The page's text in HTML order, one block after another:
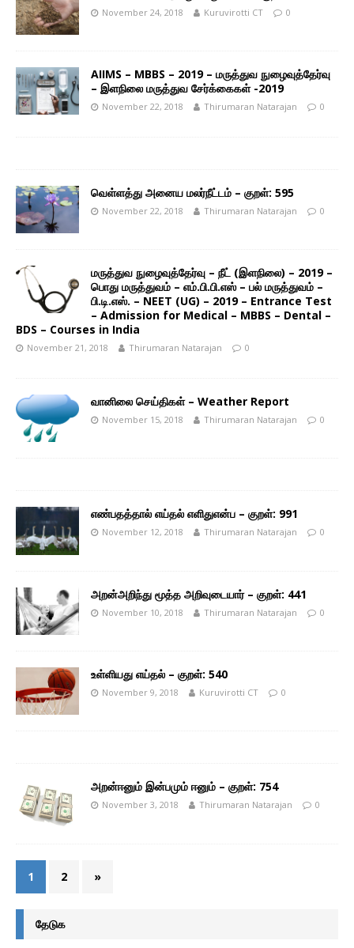
November 24, 2018 Kuruvirotti CT 0
AIIMS – MBBS – 2019 – மருத்துவ நுழைவுத்தேர்வு
– இளநிலை மருத்துவ சேர்க்கைகள் -2019
November 22, 2018 Thirumaran Natarajan 0
வெள்ளத்து அனைய மலர்நீட்டம் – குறள்: 595
November 22, 2018 Thirumaran Natarajan 0
மருத்துவ நுழைவுத்தேர்வு – நீட் (இளநிலை) – 2019 –
பொது மருத்துவம் – எம்.பி.பி.எஸ் – பல் மருத்துவம் –
பி.டி.எஸ். – NEET (UG) – 2019 – Entrance Test
– Admission for Medical – MBBS – Dental –
BDS – Courses in India
November 21, 2018 Thirumaran Natarajan 0
வானிலை செய்திகள் – Weather Report
November 15, 2018 Thirumaran Natarajan 0
எண்பதத்தால் எய்தல் எளிதுஎன்ப – குறள்: 991
November 12, 2018 Thirumaran Natarajan 0
அறன்அறிந்து மூத்த அறிவுடையார் – குறள்: 441
November 10, 2018 Thirumaran Natarajan 0
உள்ளியது எய்தல் – குறள்: 540
November 9, 2018 Kuruvirotti CT 0
அறன்ஈனும் இன்பமும் ஈனும் – குறள்: 754
November 3, 2018 Thirumaran Natarajan 0
1 2 »
தேடுக